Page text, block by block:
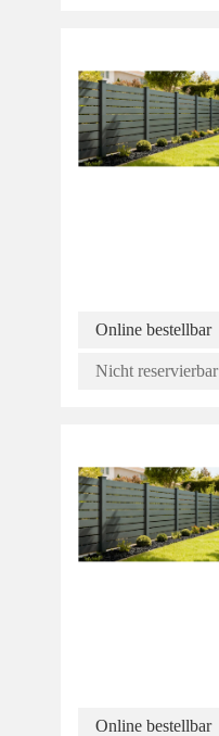
Online bestellbar
Nicht reservierbar
Online bestellbar